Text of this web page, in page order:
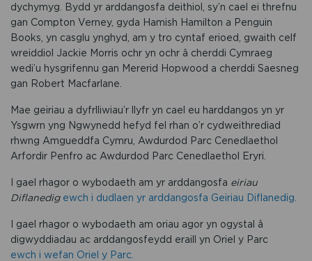
dychymyg. Bydd yr arddangosfa deithiol, sy’n cael ei threfnu
gan Compton Verney, gyda Hamish Hamilton a Penguin
Books, yn casglu ynghyd, am y tro cyntaf erioed, gwaith celf
wreiddiol Jackie Morris ochr yn ochr â cherddi Cymraeg
wedi’u hysgrifennu gan Mererid Hopwood a cherddi Saesneg
gan Robert Macfarlane.
Mae geiriau a dyfrlliwiau’r llyfr yn cael eu harddangos yn yr
Ysgwrn yng Ngwynedd hefyd fel rhan o’r cydweithrediad
rhwng Amgueddfa Cymru, Awdurdod Parc Cenedlaethol
Arfordir Penfro ac Awdurdod Parc Cenedlaethol Eryri.
I gael rhagor o wybodaeth am yr arddangosfa eiriau
Diflanedig ewch i dudlaen yr arddangosfa Geiriau Diflanedig.
I gael rhagor o wybodaeth am oriau agor yn ogystal â
digwyddiadau ac arddangosfeydd eraill yn Oriel y Parc
ewch i wefan Oriel y Parc.